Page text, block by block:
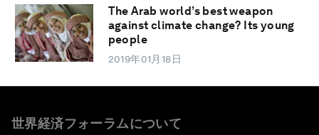
The Arab world’s best weapon
against climate change? Its young
people
2019年01月18日
世界経済フォーラムについて